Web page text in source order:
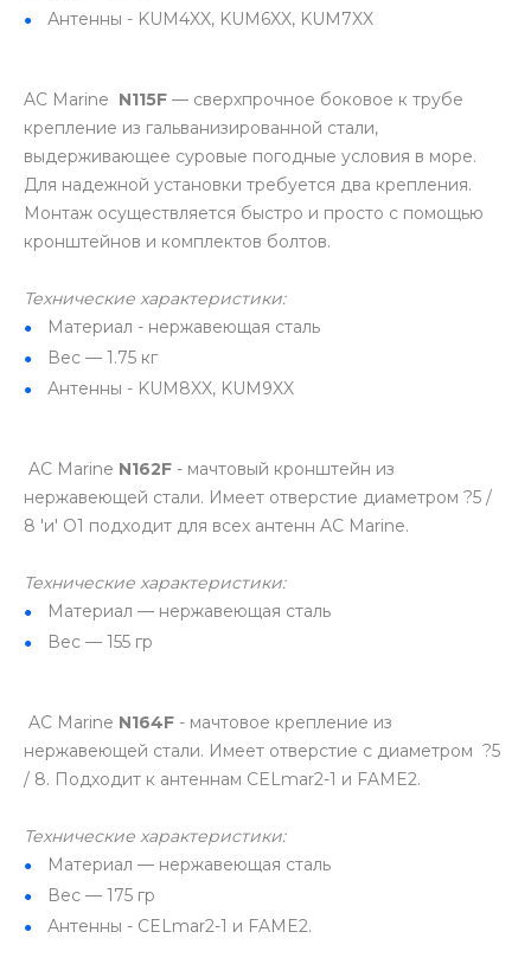
Антенны - KUM4XX, KUM6XX, KUM7XX
AC Marine N115F — сверхпрочное боковое к трубе
крепление из гальванизированной стали,
выдерживающее суровые погодные условия в море.
Для надежной установки требуется два крепления.
Монтаж осуществляется быстро и просто с помощью
кронштейнов и комплектов болтов.
Технические характеристики:
Материал - нержавеющая сталь
Вес — 1.75 кг
Антенны - KUM8XX, KUM9XX
AC Marine N162F - мачтовый кронштейн из
нержавеющей стали. Имеет отверстие диаметром ?5 /
8 'и' O1 подходит для всех антенн AC Marine.
Технические характеристики:
Материал — нержавеющая сталь
Вес — 155 гр
AC Marine N164F - мачтовое крепление из
нержавеющей стали. Имеет отверстие с диаметром ?5
/ 8. Подходит к антеннам CELmar2-1 и FAME2.
Технические характеристики:
Материал — нержавеющая сталь
Вес — 175 гр
Антенны - CELmar2-1 и FAME2.